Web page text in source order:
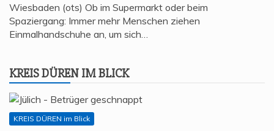
Wiesbaden (ots) Ob im Supermarkt oder beim
Spaziergang: Immer mehr Menschen ziehen
Einmalhandschuhe an, um sich…
KREIS DÜREN IM BLICK
KREIS DÜREN im Blick